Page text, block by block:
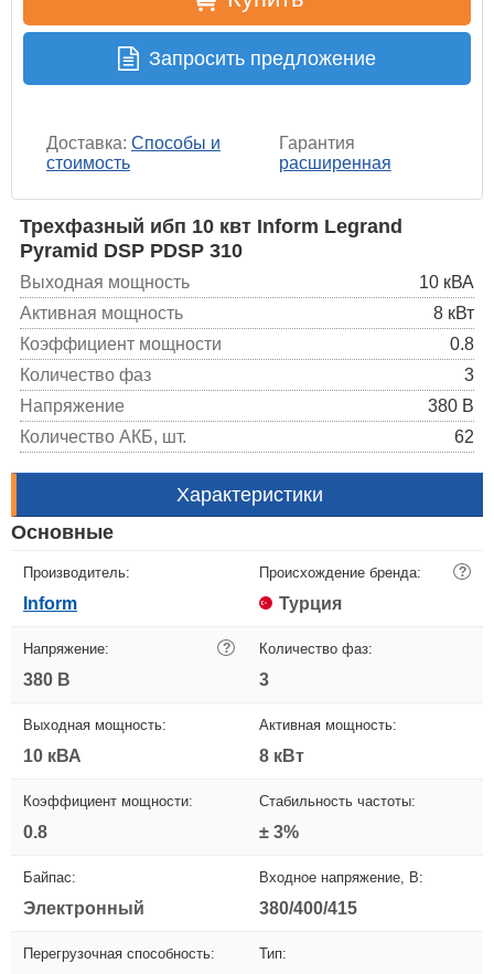
Запросить предложение
Доставка: Способы и
стоимость
Гарантия
расширенная
Трехфазный ибп 10 квт Inform Legrand
Pyramid DSP PDSP 310
Выходная мощность
10 кВА
Активная мощность
8 кВт
Коэффициент мощности
0.8
Количество фаз
3
Напряжение
380 В
Количество АКБ, шт.
62
Характеристики
Основные
Производитель:
Inform
Происхождение бренда: ?
Турция
Напряжение: ?
380 В
Количество фаз:
3
Выходная мощность:
10 кВА
Активная мощность:
8 кВт
Коэффициент мощности:
0.8
Стабильность частоты:
± 3%
Байпас:
Электронный
Входное напряжение, В:
380/400/415
Перегрузочная способность: Тип: